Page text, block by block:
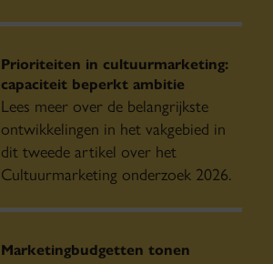
Prioriteiten in cultuurmarketing:
capaciteit beperkt ambitie
Lees meer over de belangrijkste
ontwikkelingen in het vakgebied in
dit tweede artikel over het
Cultuurmarketing onderzoek 2026.
Marketingbudgetten tonen